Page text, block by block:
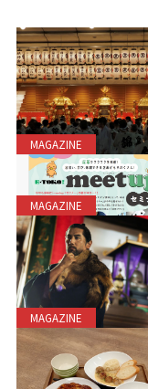
MAGAZINE
MAGAZINE
MAGAZINE